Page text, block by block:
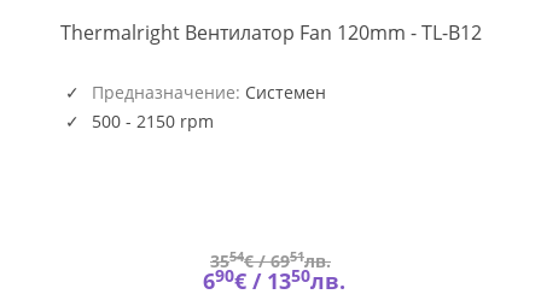
Thermalright Вентилатор Fan 120mm - TL-B12TL-
Предназначение: Системен
500 - 2150 rpm
3554€ /6951лв.
690€ / 1350лв.